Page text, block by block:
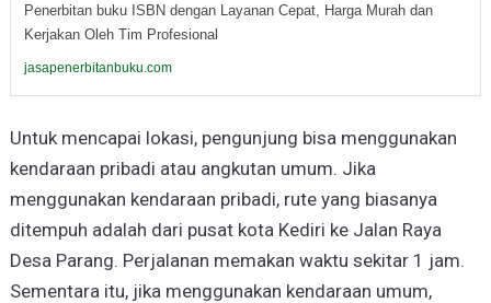
Penerbitan buku ISBN dengan Layanan Cepat, Harga Murah dan
Kerjakan Oleh Tim Profesional
jasapenerbitanbuku.com
Untuk mencapai lokasi, pengunjung bisa menggunakan
kendaraan pribadi atau angkutan umum. Jika
menggunakan kendaraan pribadi, rute yang biasanya
ditempuh adalah dari pusat kota Kediri ke Jalan Raya
Desa Parang. Perjalanan memakan waktu sekitar 1 jam.
Sementara itu, jika menggunakan kendaraan umum,